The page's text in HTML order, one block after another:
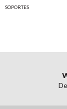
SOPORTES